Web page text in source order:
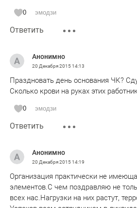
0 эмодзи
Ответить
Анонимно
20 Декабря 201514:13
Праздновать день основания ЧК?
Сколько крови на руках этих
0 эмодзи
Ответить
Анонимно
20 Декабря 201514:19
Организация практически не
элементов.С чем поздравляю не
всех нас.Нагрузки на них растут,